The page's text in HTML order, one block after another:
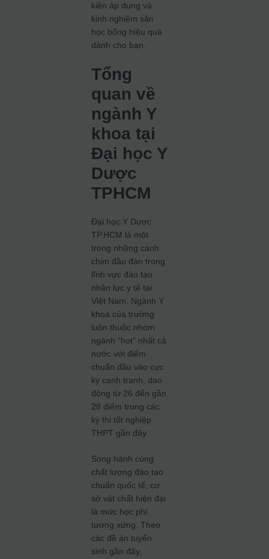
kiện áp dụng và
kinh nghiệm săn
học bổng hiệu quả
dành cho bạn.
Tổng
quan về
ngành Y
khoa tại
Đại học Y
Dược
TPHCM
Đại học Y Dược
TP.HCM là một
trong những cánh
chim đầu đàn trong
lĩnh vực đào tạo
nhân lực y tế tại
Việt Nam. Ngành Y
khoa của trường
luôn thuộc nhóm
ngành “hot” nhất cả
nước với điểm
chuẩn đầu vào cực
kỳ cạnh tranh, dao
động từ 26 đến gần
28 điểm trong các
kỳ thi tốt nghiệp
THPT gần đây.
Song hành cùng
chất lượng đào tạo
chuẩn quốc tế, cơ
sở vật chất hiện đại
là mức học phí
tương xứng. Theo
các đề án tuyển
sinh gần đây,